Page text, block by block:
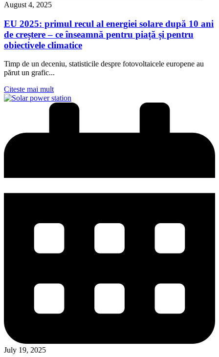
August 4, 2025
EU 2025: primul recul al energiei solare după 10 ani
de creștere – ce înseamnă pentru piață și pentru
obiectivele climatice
Timp de un deceniu, statisticile despre fotovoltaicele europene au
părut un grafic...
Citeste mai mult
July 19, 2025